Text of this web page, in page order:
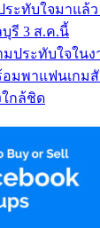
ะทับใจมาแล้ว
รี 3 ส.ค.นี้
มประทับใจในง
อมพาแฟนเก
ใกล้ชิด